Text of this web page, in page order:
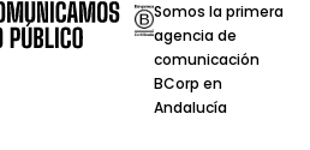
Somos la primera
agencia de
comunicación
BCorp en
Andalucía